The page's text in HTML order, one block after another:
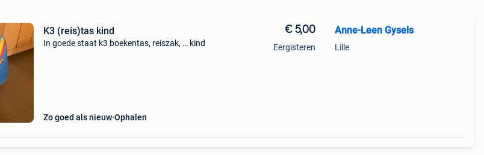
K3 (reis)tas kind
In goede staat k3 boekentas, reiszak, … kind
Zo goed als nieuw Ophalen
€ 5,00
Eergisteren
Anne-Leen Gysels
Lille